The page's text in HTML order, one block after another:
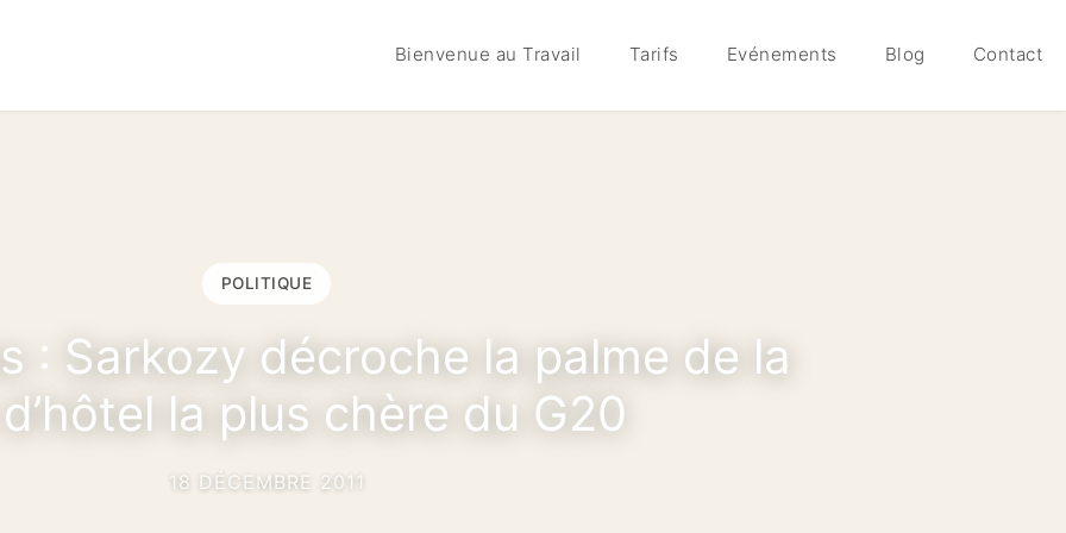
Bienvenue au Travail Tarifs Evénements Blog Contact
POLITIQUE
: Sarkozy décroche la palme de la
la plus chère du G20
18 DÉCEMBRE 2011